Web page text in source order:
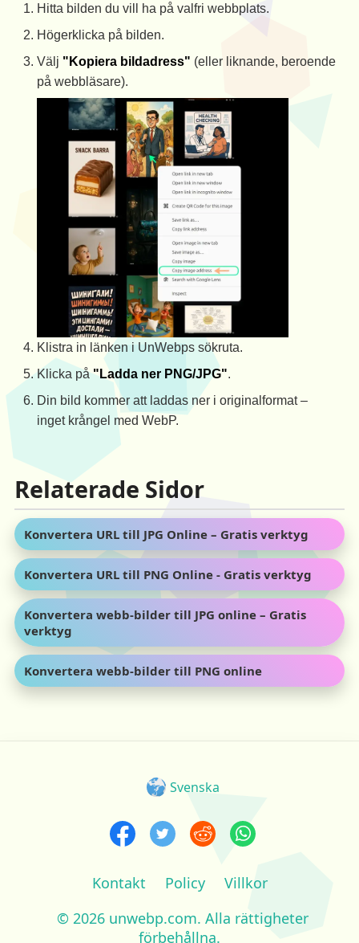
Hitta bilden du vill ha på valfri webbplats.
Högerklicka på bilden.
Välj "Kopiera bildadress" (eller liknande, beroende
på webbläsare).
Klistra in länken i UnWebps sökruta.
Klicka på"Ladda ner PNG/JPG".
Din bild kommer att laddas ner i originalformat –
inget krångel med WebP.
Relaterade Sidor
Konvertera URL till JPG Online – Gratis verktyg
Konvertera URL till PNG Online - Gratis verktyg
Konvertera webb-bilder till JPG online – Gratis
verktyg
Konvertera webb-bilder till PNG online
Svenska
Kontakt Policy
Villkor
© 2026 unwebp.com. Alla rättigheter
förbehållna.